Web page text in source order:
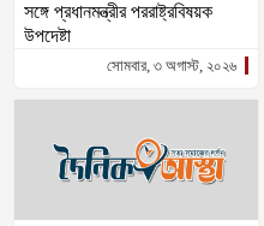
সঙ্গে প্রধানমন্ত্রীর পররাষ্ট্রবিষয়ক
উপদেষ্টা
সোমবার, ৩ অগাস্ট, ২০২৬